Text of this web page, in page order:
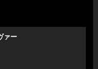
ァー